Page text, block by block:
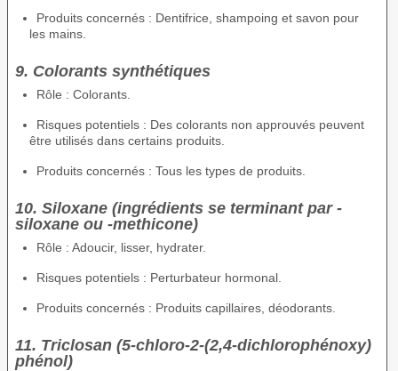
Produits concernés : Dentifrice, shampoing et savon pour
les mains.
9. Colorants synthétiques
Rôle : Colorants.
Risques potentiels : Des colorants non approuvés peuvent
être utilisés dans certains produits.
Produits concernés : Tous les types de produits.
10. Siloxane (ingrédients se terminant par -
siloxane ou -methicone)
Rôle : Adoucir, lisser, hydrater.
Risques potentiels : Perturbateur hormonal.
Produits concernés : Produits capillaires, déodorants.
11. Triclosan (5-chloro-2-(2,4-dichlorophénoxy)
phénol)